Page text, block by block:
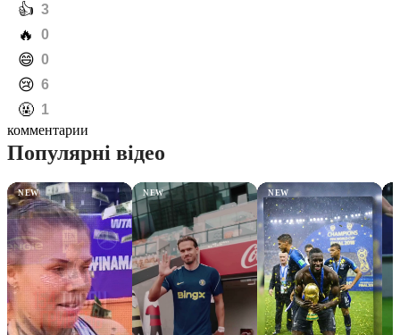
️👍 3
️🔥 0
️😄 0
️😢 6
️🤬 1
комментарии